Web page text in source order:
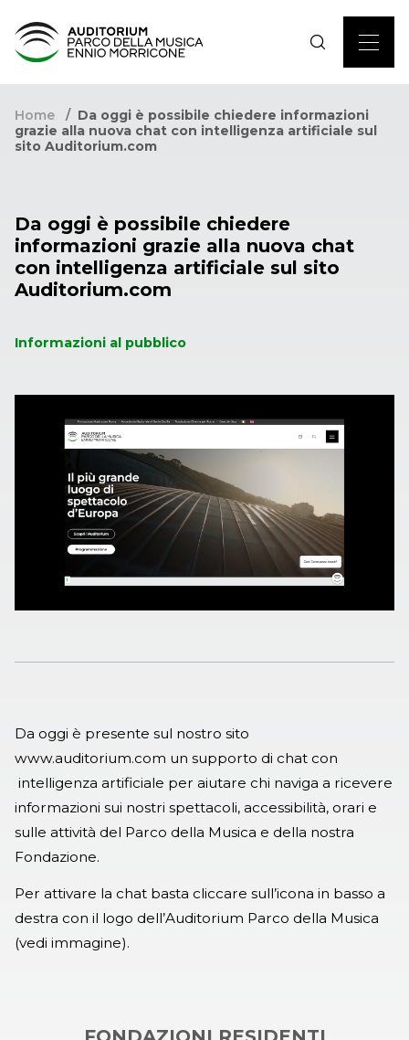
Home
Da oggi è possibile chiedere informazioni
grazie alla nuova chat con intelligenza artificiale sul
sito Auditorium.com
Da oggi è possibile chiedere
informazioni grazie alla nuova chat
con intelligenza artificiale sul sito
Auditorium.com
Informazioni al pubblico
Da oggi è presente sul nostro sito
www.auditorium.com un supporto di chat con
intelligenza artificiale per aiutare chi naviga a ricevere
informazioni sui nostri spettacoli, accessibilità, orari e
sulle attività del Parco della Musica e della nostra
Fondazione.
Per attivare la chat basta cliccare sull’icona in basso a
destra con il logo dell’Auditorium Parco della Musica
(vedi immagine).